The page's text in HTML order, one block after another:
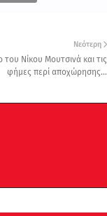
Νεότερη
Νίκου Μουτσινά και τις
φήμες περί αποχώρησης...